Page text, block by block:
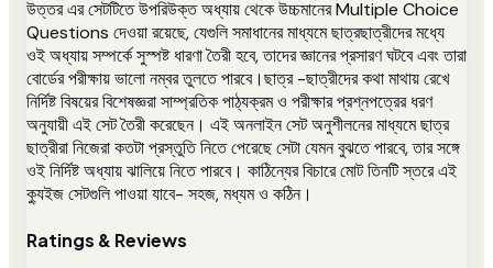
উত্তর এর সেটটিতে উপরিউক্ত অধ্যায় থেকে উচ্চমানের Multiple Choice
Questions দেওয়া রয়েছে, যেগুলি সমাধানের মাধ্যমে ছাত্রছাত্রীদের মধ্যে
ওই অধ্যায় সম্পর্কে সুস্পষ্ট ধারণা তৈরী হবে, তাদের জ্ঞানের প্রসারণ ঘটবে এবং তারা
বোর্ডের পরীক্ষায় ভালো নম্বর তুলতে পারবে।ছাত্র -ছাত্রীদের কথা মাথায় রেখে
নির্দিষ্ট বিষয়ের বিশেষজ্ঞরা সাম্প্রতিক পাঠ্যক্রম ও পরীক্ষার প্রশ্নপত্রের ধরণ
অনুযায়ী এই সেট তৈরী করেছেন। এই অনলাইন সেট অনুশীলনের মাধ্যমে ছাত্র
ছাত্রীরা নিজেরা কতটা প্রস্তুতি নিতে পেরেছে সেটা যেমন বুঝতে পারবে, তার সঙ্গে
ওই নির্দিষ্ট অধ্যায় ঝালিয়ে নিতে পারবে। কাঠিন্যের বিচারে মোট তিনটি স্তরে এই
ক্যুইজ সেটগুলি পাওয়া যাবে- সহজ, মধ্যম ও কঠিন।
Ratings & Reviews